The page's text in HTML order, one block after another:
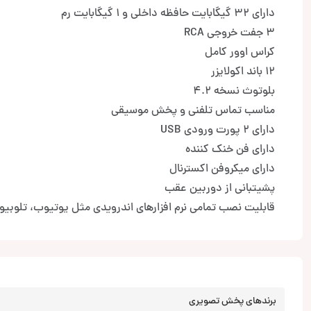
دارای 32 گیگابایت حافظه داخلی و 1 گیگابایت رم
3 جفت خروجی RCA
کراس اوور کامل
12 باند اکولایزر
بلوتوث نسخه 4.2
مناسب تماس تلفنی و پخش موسیقی
دارای 2 پورت ورودی USB
دارای فن خنک کننده
دارای میکروفن اکسترنال
پشیتبانی از دوربین عقب
قابلیت نصب تمامی نرم افزارهای اندرویدی مثل یوتیوب،
برندهای پخش تصویری